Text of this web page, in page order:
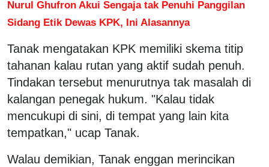
Nurul Ghufron Akui Sengaja tak Penuhi Panggilan
Sidang Etik Dewas KPK, Ini Alasannya
Tanak mengatakan KPK memiliki skema titip
tahanan kalau rutan yang aktif sudah penuh.
Tindakan tersebut menurutnya tak masalah di
kalangan penegak hukum. "Kalau tidak
mencukupi di sini, di tempat yang lain kita
tempatkan," ucap Tanak.
Walau demikian, Tanak enggan merincikan